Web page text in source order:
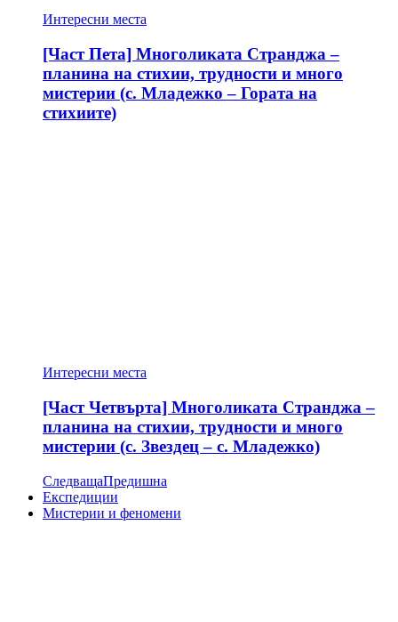
Интересни места
[Част Пета] Многоликата Странджа –
планина на стихии, трудности и много
мистерии (с. Младежко – Гората на
стихиите)
Интересни места
[Част Четвърта] Многоликата Странджа –
планина на стихии, трудности и много
мистерии (с. Звездец – с. Младежко)
СледващаПредишна
Експедиции
Мистерии и феномени